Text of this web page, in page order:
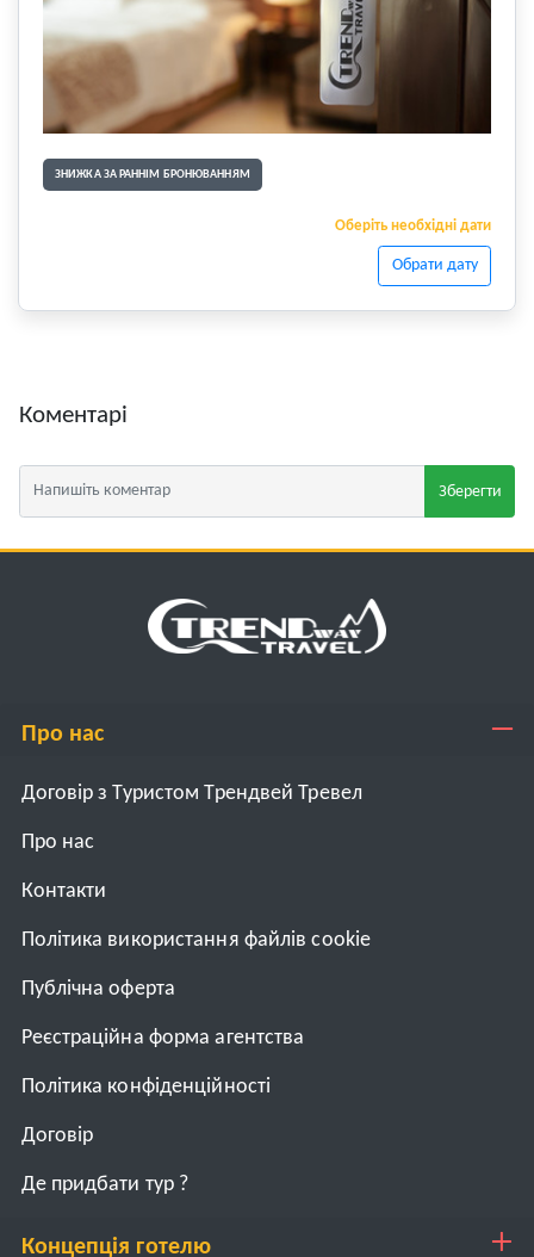
ЗНИЖКА ЗА РАННІМ БРОНЮВАННЯМ
Оберіть необхідні дати
Обрати дату
Коментарі
Зберегти
Про нас
Договір з Туристом Трендвей Тревел
Про нас
Контакти
Політика використання файлів cookie
Публічна оферта
Реєстраційна форма агентства
Політика конфіденційності
Договiр
Де придбати тур ?
Концепція готелю